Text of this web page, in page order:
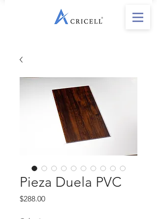
Pieza Duela PVC
$288.00Precio